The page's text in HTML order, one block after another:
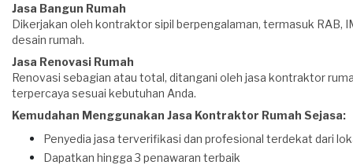
menyesuaikan dr anggaran yg ada . Untuk tinggi rendahnya harga
bergantung dr kualitas bahan/material yg diinginkan dn jg kualitas
bangunan/kinerjanya . RENOVASI [ bongkar+pasang ] untuk harga renov
juga bervariasi dan bergantung dr type , model/motif bangunan lama
trsb . CATATAN : *Untuk costumer/pelanggan yg menyesuikan
penawaran dr kami akan ada garansi . *Kami jg bisa untuk menyesuaikan
dngn kualitas bahan/material yg diinginkan dr costumer/pelanggan dan
tdk ada garansi . ttd Eka Zaellani
Jasa Bangun Rumah
Dikerjakan oleh kontraktor sipil berpengalaman, termasuk RAB,
desain rumah.
Jasa Renovasi Rumah
Renovasi sebagian atau total, ditangani oleh jasa kontraktor
terpercaya sesuai kebutuhan Anda.
Kemudahan Menggunakan Jasa Kontraktor Rumah Sejasa:
Penyedia jasa terverifikasi dan profesional terdekat dari
Dapatkan hingga 3 penawaran terbaik